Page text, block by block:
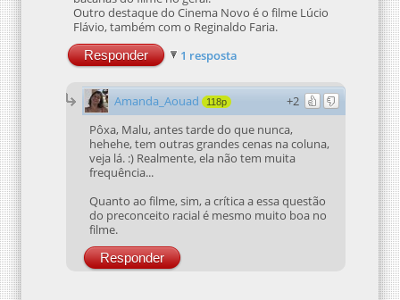
Outro destaque do Cinema Novo é o filme Lúcio
Flávio, também com o Reginaldo Faria.
Responder 1 resposta
+2
Amanda_Aouad 118p
Pôxa, Malu, antes tarde do que nunca,
hehehe, tem outras grandes cenas na coluna,
veja lá. :) Realmente, ela não tem muita
frequência...
Quanto ao filme, sim, a crítica a essa questão
do preconceito racial é mesmo muito boa no
filme.
Responder